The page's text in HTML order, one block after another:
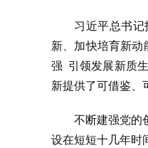
习近平总书
新、加快培育新动
强 引领发展新质
新提供了可借鉴、
不断建强党的
设在短短十几年时